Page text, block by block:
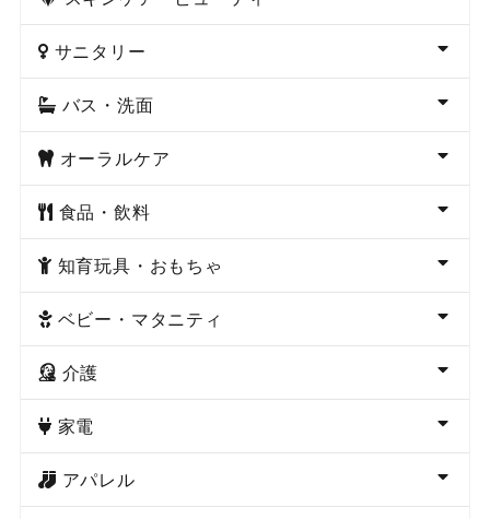
サニタリー
バス・洗面
オーラルケア
食品・飲料
知育玩具・おもちゃ
ベビー・マタニティ
介護
家電
アパレル